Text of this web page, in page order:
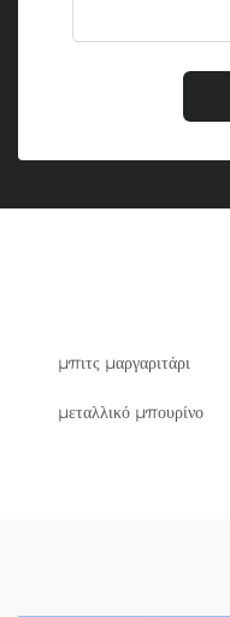
μπιτς μαργαριτάρι
μεταλλικό μπουρίνο